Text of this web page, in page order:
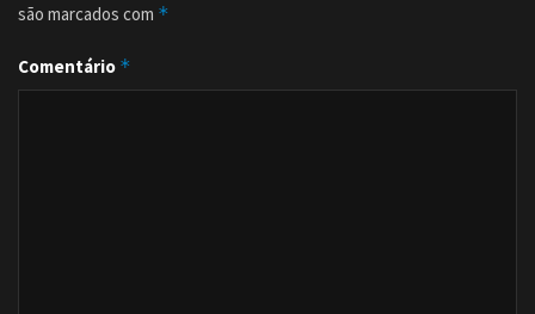
são marcados com *
Comentário *